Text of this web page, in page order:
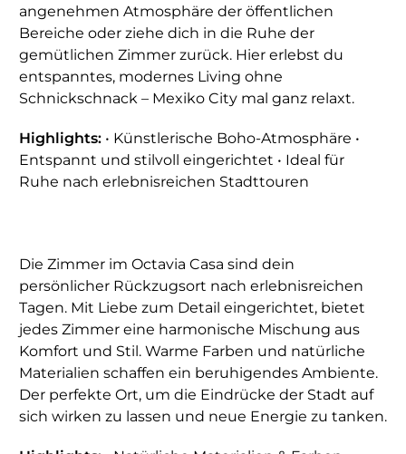
angenehmen Atmosphäre der öffentlichen
Bereiche oder ziehe dich in die Ruhe der
gemütlichen Zimmer zurück. Hier erlebst du
entspanntes, modernes Living ohne
Schnickschnack – Mexiko City mal ganz relaxt.
Highlights: • Künstlerische Boho-Atmosphäre •
Entspannt und stilvoll eingerichtet • Ideal für
Ruhe nach erlebnisreichen Stadttouren
Die Zimmer im Octavia Casa sind dein
persönlicher Rückzugsort nach erlebnisreichen
Tagen. Mit Liebe zum Detail eingerichtet, bietet
jedes Zimmer eine harmonische Mischung aus
Komfort und Stil. Warme Farben und natürliche
Materialien schaffen ein beruhigendes Ambiente.
Der perfekte Ort, um die Eindrücke der Stadt auf
sich wirken zu lassen und neue Energie zu tanken.